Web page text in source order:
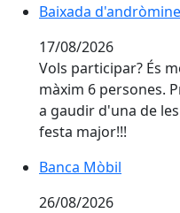
Baixada
Baixada
17/08/2026
Vols participar? És
màxim 6 persones.
a gaudir d'una de
festa major!!!
Banca Mòbil
Banca Mòbil
26/08/2026